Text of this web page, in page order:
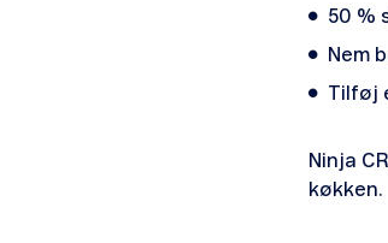
50 %
Nem
Tilføj
Ninja
køkken.